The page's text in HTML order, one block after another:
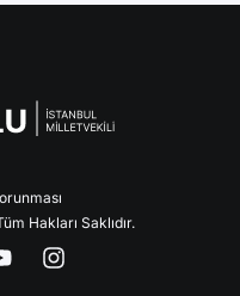
Hakları Saklıdır.